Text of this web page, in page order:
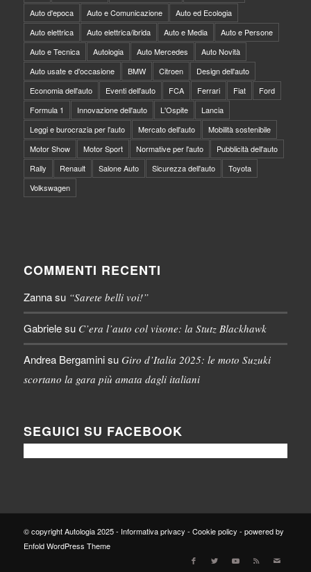
Auto d'epoca
Auto e Comunicazione
Auto ed Ecologia
Auto elettrica
Auto elettrica/ibrida Auto e Media
Auto e Persone
Auto e Tecnica
Autologia Auto Mercedes
Auto Novità
Auto usate e d'occasione
BMW Citroen
Design dell'auto
Economia dell'auto
Eventi dell'auto FCA Ferrari Fiat
Ford
Formula 1
Innovazione dell'auto L'Ospite
Lancia
Leggi e burocrazia per l'auto
Mercato dell'auto
Mobilità sostenibile
Motor Show
Motor Sport Normative per l'auto
Pubblicità dell'auto
Rally
Renault Salone Auto Sicurezza dell'auto
Toyota
Volkswagen
COMMENTI RECENTI
Zannasu “Sarete belli voi!”
Gabrielesu C’era l’auto col visone: la Stutz Blackhawk
Andrea Bergaminisu Giro d’Italia 2025: le moto Suzuki
scortano la gara più amata dagli italiani
SEGUICI SU FACEBOOK
© copyright Autologia 2025 - Informativa privacy - Cookie policy - powered by
Enfold WordPress Theme